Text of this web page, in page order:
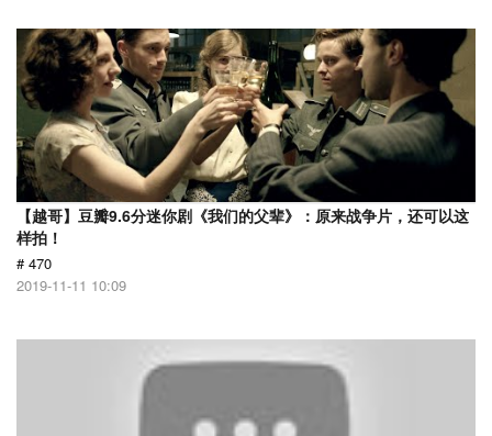
【越哥】豆瓣9.6分迷你剧《我们的父辈》：原来战争片，还可以这
样拍！
# 470
2019-11-11 10:09